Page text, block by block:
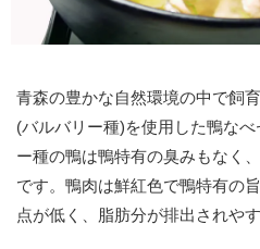
青森の豊かな自然環境の中で飼
(バルバリー種)を使用した鴨な
ー種の鴨は鴨特有の臭みもなく
です。鴨肉は鮮紅色で鴨特有の
点が低く、脂肪分が排出されや